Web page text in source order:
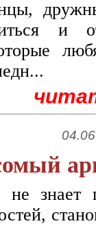
и
не